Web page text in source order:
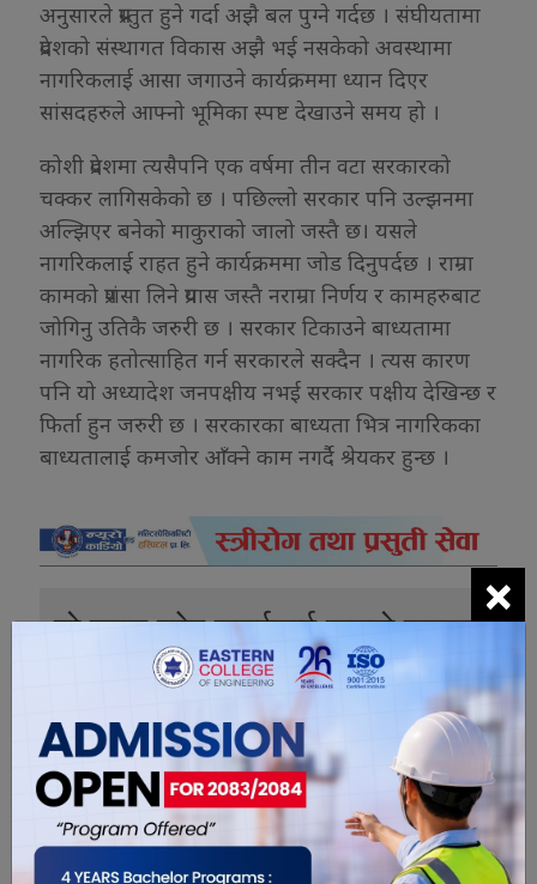
अनुसारले प्रस्तुत हुने गर्दा अझै बल पुग्ने गर्दछ । संघीयतामा
प्रदेशको संस्थागत विकास अझै भई नसकेको अवस्थामा
नागरिकलाई आसा जगाउने कार्यक्रममा ध्यान दिएर
सांसदहरुले आफ्नो भूमिका स्पष्ट देखाउने समय हो ।
कोशी प्रदेशमा त्यसैपनि एक वर्षमा तीन वटा सरकारको
चक्कर लागिसकेको छ । पछिल्लो सरकार पनि उल्झनमा
अल्झिएर बनेको माकुराको जालो जस्तै छ। यसले
नागरिकलाई राहत हुने कार्यक्रममा जोड दिनुपर्दछ । राम्रा
कामको प्रशंसा लिने प्रयास जस्तै नराम्रा निर्णय र कामहरुबाट
जोगिनु उतिकै जरुरी छ । सरकार टिकाउने बाध्यतामा
नागरिक हतोत्साहित गर्न सरकारले सक्दैन । त्यस कारण
पनि यो अध्यादेश जनपक्षीय नभई सरकार पक्षीय देखिन्छ र
फिर्ता हुन जरुरी छ । सरकारका बाध्यता भित्र नागरिकका
बाध्यतालाई कमजोर आँक्ने काम नगर्दै श्रेयकर हुन्छ ।
यो खबर पढेर तपाईलाई कस्तो महसुस
भयो ?
0 0 0 0
×